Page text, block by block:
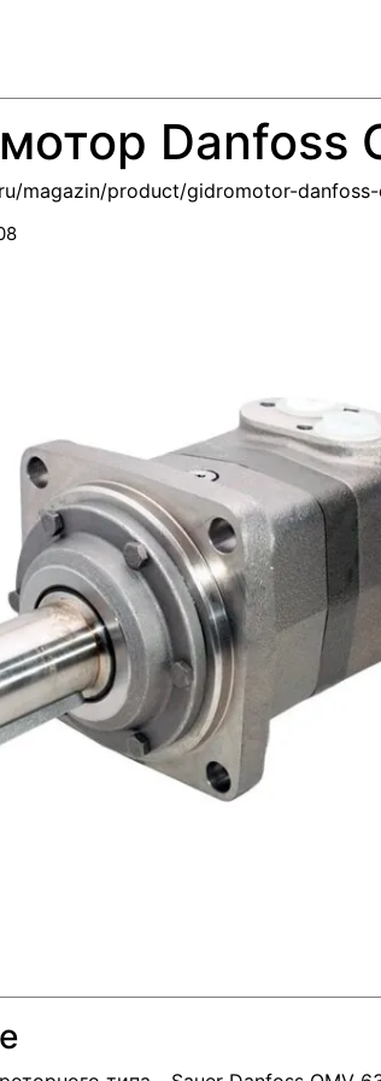
Danfoss
magazin/product/gidromotor-